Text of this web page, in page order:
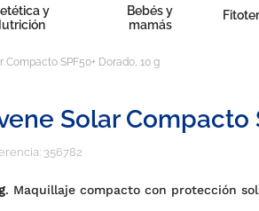
y
Bebés y
mamás
Compacto SPF50+ Dorado, 10 g
Solar Compacto
356782
. Maquillaje compacto con protección